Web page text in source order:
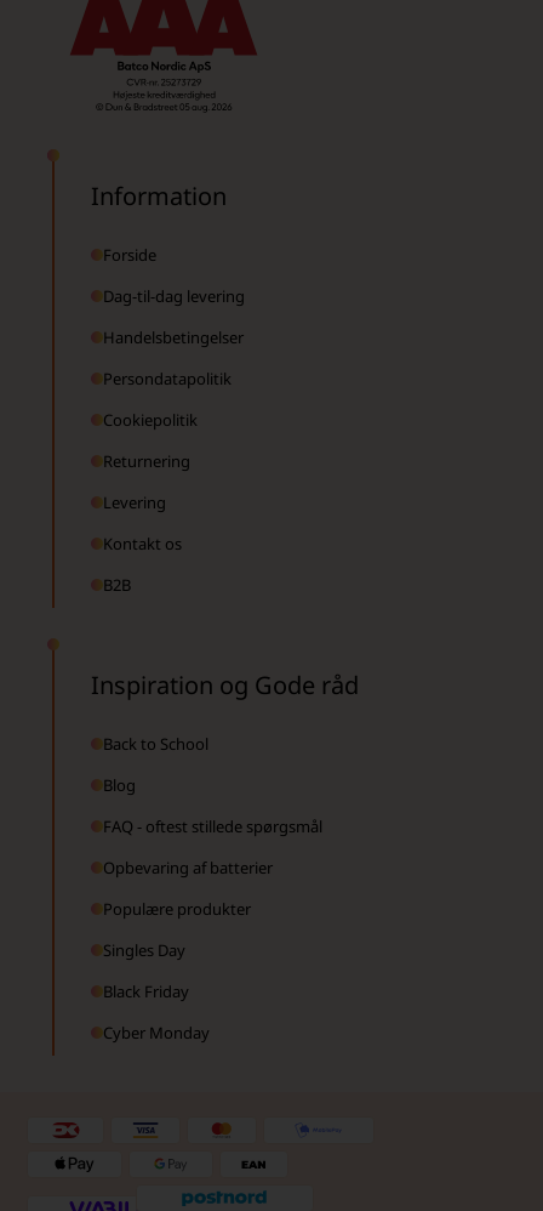
Information
Forside
Dag-til-dag levering
Handelsbetingelser
Persondatapolitik
Cookiepolitik
Returnering
Levering
Kontakt os
B2B
Inspiration og Gode råd
Back to School
Blog
FAQ - oftest stillede spørgsmål
Opbevaring af batterier
Populære produkter
Singles Day
Black Friday
Cyber Monday